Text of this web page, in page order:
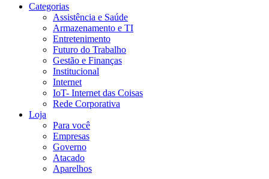
Categorias
Assistência e Saúde
Armazenamento e TI
Entretenimento
Futuro do Trabalho
Gestão e Finanças
Institucional
Internet
IoT- Internet das Coisas
Rede Corporativa
Loja
Para você
Empresas
Governo
Atacado
Aparelhos